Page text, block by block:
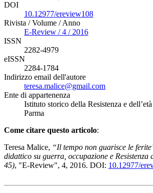
DOI
10.12977/ereview108
Rivista / Volume / Anno
E-Review / 4 / 2016
ISSN
2282-4979
eISSN
2284-1784
Indirizzo email dell'autore
teresa.malice@gmail.com
Ente di appartenenza
Istituto storico della Resistenza e
Parma
Come citare questo articolo:
Teresa Malice, “Il tempo non guarisce le
didattico su guerra, occupazione e Resistenza
45), "E-Review", 4, 2016. DOI: 10.12977/